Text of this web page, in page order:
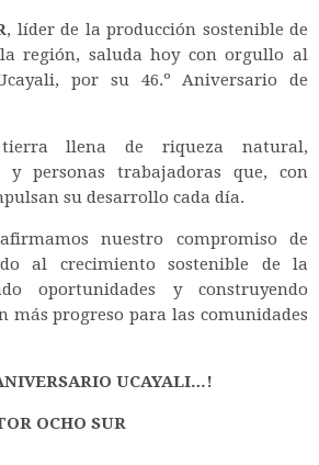
, líder de la producción sostenible de
región, saluda hoy con orgullo al
por su 46.º Aniversario de
tierra llena de riqueza natural,
y personas trabajadoras que, con
su desarrollo cada día.
nuestro compromiso de
al crecimiento sostenible de la
oportunidades y construyendo
progreso para las comunidades
UCAYALI…!
OCHO SUR